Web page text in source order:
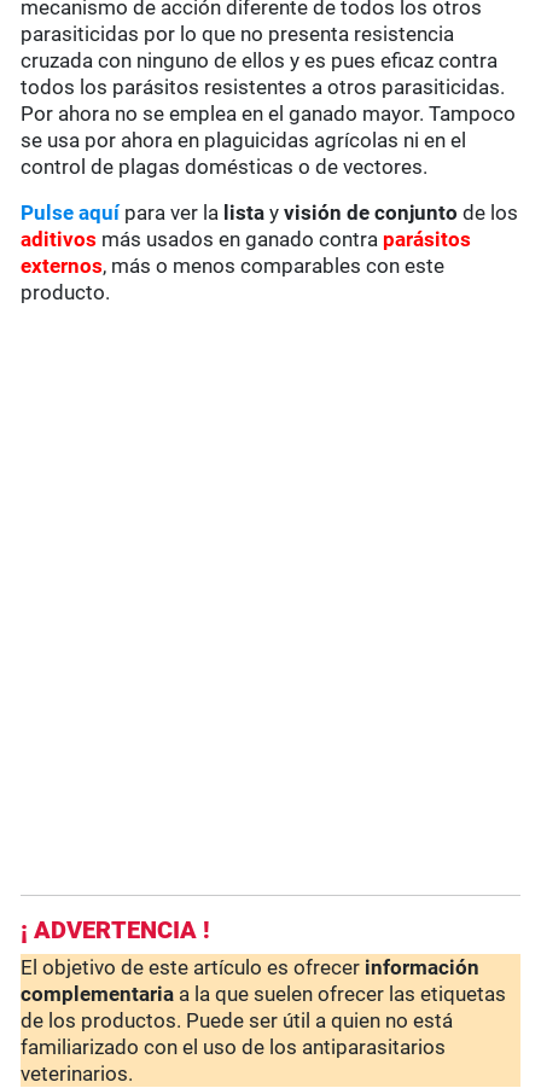
mecanismo de acción diferente de todos los otros
parasiticidas por lo que no presenta resistencia
cruzada con ninguno de ellos y es pues eficaz contra
todos los parásitos resistentes a otros parasiticidas.
Por ahora no se emplea en el ganado mayor. Tampoco
se usa por ahora en plaguicidas agrícolas ni en el
control de plagas domésticas o de vectores.
Pulse aquípara ver la lista yvisión de conjunto de los
aditivos más usados en ganado contra parásitos
externos, más o menos comparables con este
producto.
¡ ADVERTENCIA !
El objetivo de este artículo es ofrecer información
complementaria a la que suelen ofrecer las etiquetas
de los productos. Puede ser útil a quien no está
familiarizado con el uso de los antiparasitarios
veterinarios.